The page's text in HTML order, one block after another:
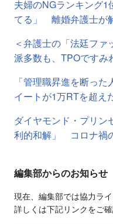
夫婦のNGランキング1
てる」 離婚弁護士が
＜弁護士の「法廷フ
派多数も、TPOですみ
「管理職昇進を断っ
イートが1万RTを超え
ダイヤモンド・プリン
利的和解」 コロナ禍
編集部からのお知らせ
現在、編集部では協力ラ
詳しくは下記リンクをご確